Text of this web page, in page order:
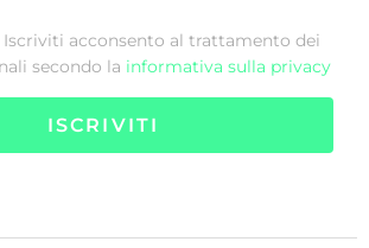
Iscriviti acconsento al trattamento dei
secondo la informativa sulla privacy
ISCRIVITI